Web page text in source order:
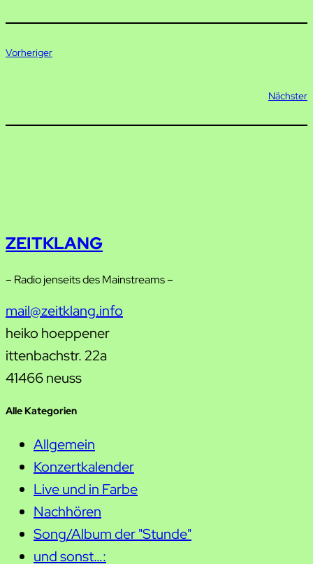
Vorheriger
Nächster
ZEITKLANG
– Radio jenseits des Mainstreams –
mail@zeitklang.info
heiko hoeppener
ittenbachstr. 22a
41466 neuss
Alle Kategorien
Allgemein
Konzertkalender
Live und in Farbe
Nachhören
Song/Album der "Stunde"
und sonst…: